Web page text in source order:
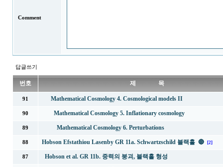
Comment
답글쓰기
번호 제 목
91 Mathematical Cosmology 4. Cosmological models II
90 Mathematical Cosmology 5. Inflationary cosmology
89 Mathematical Cosmology 6. Perturbations
88 Hobson Efstathiou Lasenby GR 11a. Schwartzschild 블랙홀 🔴 [2]
87 Hobson et al. GR 11b. 중력의 붕괴, 블랙홀 형성